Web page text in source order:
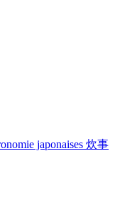
japonaises 炊事